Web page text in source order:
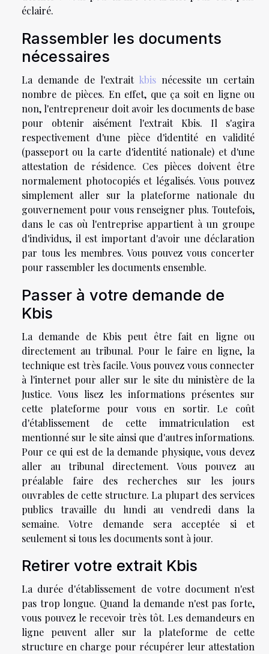
éclairé.
Rassembler les documents
nécessaires
La demande de l'extrait kbis nécessite un certain
nombre de pièces. En effet, que ça soit en ligne ou
non, l'entrepreneur doit avoir les documents de base
pour obtenir aisément l'extrait Kbis. Il s'agira
respectivement d'une pièce d'identité en validité
(passeport ou la carte d'identité nationale) et d'une
attestation de résidence. Ces pièces doivent être
normalement photocopiés et légalisés. Vous pouvez
simplement aller sur la plateforme nationale du
gouvernement pour vous renseigner plus. Toutefois,
dans le cas où l'entreprise appartient à un groupe
d'individus, il est important d'avoir une déclaration
par tous les membres. Vous pouvez vous concerter
pour rassembler les documents ensemble.
Passer à votre demande de
Kbis
La demande de Kbis peut être fait en ligne ou
directement au tribunal. Pour le faire en ligne, la
technique est très facile. Vous pouvez vous connecter
à l'internet pour aller sur le site du ministère de la
Justice. Vous lisez les informations présentes sur
cette plateforme pour vous en sortir. Le coût
d'établissement de cette immatriculation est
mentionné sur le site ainsi que d'autres informations.
Pour ce qui est de la demande physique, vous devez
aller au tribunal directement. Vous pouvez au
préalable faire des recherches sur les jours
ouvrables de cette structure. La plupart des services
publics travaille du lundi au vendredi dans la
semaine. Votre demande sera acceptée si et
seulement si tous les documents sont à jour.
Retirer votre extrait Kbis
La durée d'établissement de votre document n'est
pas trop longue. Quand la demande n'est pas forte,
vous pouvez le recevoir très tôt. Les demandeurs en
ligne peuvent aller sur la plateforme de cette
structure en charge pour récupérer leur attestation